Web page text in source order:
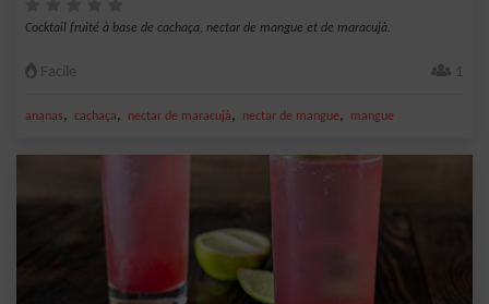
Cocktail fruité à base de cachaça, nectar de mangue et de maracujà.
Facile 1
ananas, cachaça, nectar de maracujà, nectar de mangue, mangue